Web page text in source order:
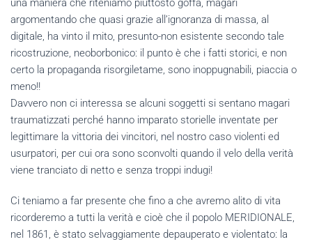
una maniera che riteniamo piuttosto goffa, magari
argomentando che quasi grazie all’ignoranza di massa, al
digitale, ha vinto il mito, presunto-non esistente secondo tale
ricostruzione, neoborbonico: il punto è che i fatti storici, e non
certo la propaganda risorgiletame, sono inoppugnabili, piaccia o
meno!!
Davvero non ci interessa se alcuni soggetti si sentano magari
traumatizzati perché hanno imparato storielle inventate per
legittimare la vittoria dei vincitori, nel nostro caso violenti ed
usurpatori, per cui ora sono sconvolti quando il velo della verità
viene tranciato di netto e senza troppi indugi!
Ci teniamo a far presente che fino a che avremo alito di vita
ricorderemo a tutti la verità e cioè che il popolo MERIDIONALE,
nel 1861, è stato selvaggiamente depauperato e violentato: la